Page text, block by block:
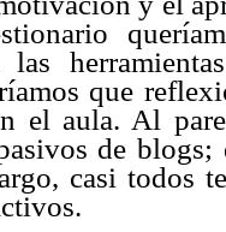
las
que
el aula. Al
de
casi todos